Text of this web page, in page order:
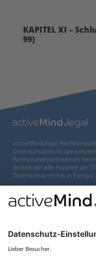
KAPITEL XI –
99)
activeMind.legal
Datenschutzrecht
Partnerunternehmen im
decken wir alle Aspekte der
Datenschutzrechts in Europa
München
Potsdamer Straße 3
+49 (0) 89 / 919 29 49 00